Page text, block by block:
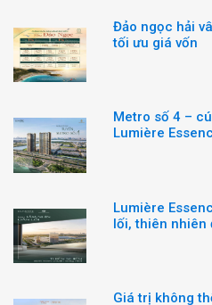
Đảo ngọc hải
tối ưu giá vốn
Metro số 4 –
Lumière
Lumière
lối, thiên nhiên
Giá trị không